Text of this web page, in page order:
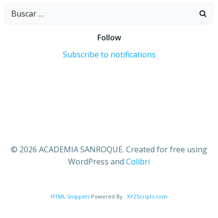
Buscar:
Follow
Subscribe to notifications
© 2026 ACADEMIA SANROQUE. Created for free using
WordPress and Colibri
HTML Snippets Powered By : XYZScripts.com